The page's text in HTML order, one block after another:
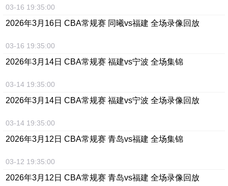
03-16 19:35:00
2026年3月16日 CBA常规赛 同曦vs福建 全场录像回放
03-16 19:35:00
2026年3月14日 CBA常规赛 福建vs宁波 全场集锦
03-14 19:35:00
2026年3月14日 CBA常规赛 福建vs宁波 全场录像回放
03-14 19:35:00
2026年3月12日 CBA常规赛 青岛vs福建 全场集锦
03-12 19:35:00
2026年3月12日 CBA常规赛 青岛vs福建 全场录像回放